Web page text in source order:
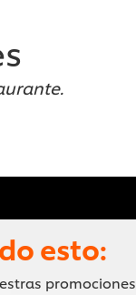
esto:
promociones